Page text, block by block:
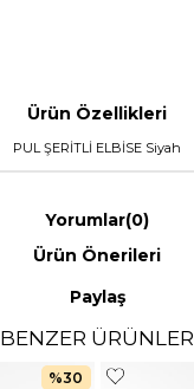
Ürün Özellikleri
PUL ŞERİTLİ ELBİSE Siyah
Yorumlar(0)
Ürün Önerileri
Paylaş
BENZER ÜRÜNLER
%30